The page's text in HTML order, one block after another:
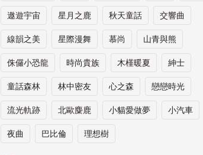
遨遊宇宙 星月之鹿 秋天童話 交響曲
線韻之美 星際漫舞 慕尚 山青與熊
侏儸小恐龍 時尚貴族 木槿暖夏 紳士
童話森林 林中密友 心之森 戀戀時光
流光軌跡 北歐麋鹿 小貓愛做夢 小汽車
夜曲 巴比倫 理想樹